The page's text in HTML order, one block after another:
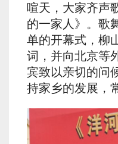
喧天，大家齐声
的一家人》。歌
单的开幕式，柳
词，并向北京等
宾致以亲切的问
持家乡的发展，